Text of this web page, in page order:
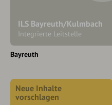
ILS Bayreuth/Kulmbach
Integrierte Leitstelle
Bayreuth
Neue Inhalte
vorschlagen